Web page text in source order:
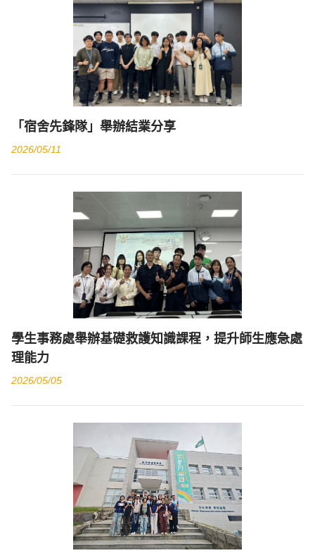
「宿舍先鋒隊」舉辦結業分享
2026/05/11
學生事務處舉辦基礎救護知識課程，提升師生應急處
理能力
2026/05/05